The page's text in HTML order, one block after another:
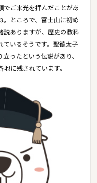
でご来光を拝んだことがあ
。ところで、富士山に初め
説ありますが、歴史の教科
ているそうです。聖徳太子
ったという伝説があり、
に残されています。